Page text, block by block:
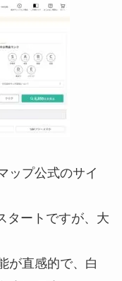
ップ公式のサイ
タートですが、大
が直感的で、白